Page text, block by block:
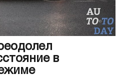
в